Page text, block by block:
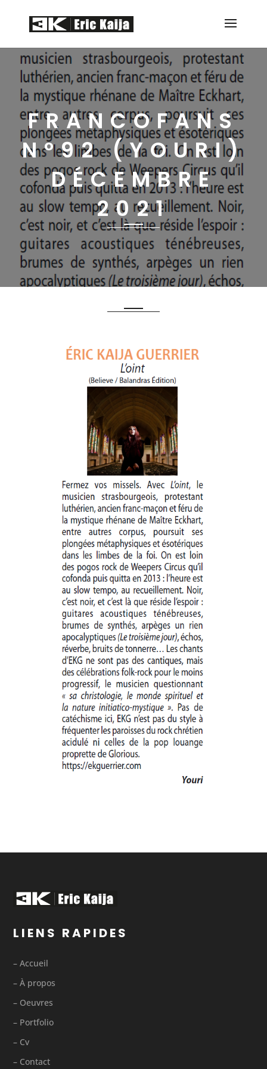
FRANCOFANS
N°92 (YOURI)
DÉCEMBRE
2021
LIENS RAPIDES
– Accueil
– À propos
– Oeuvres
– Portfolio
– Cv
– Contact